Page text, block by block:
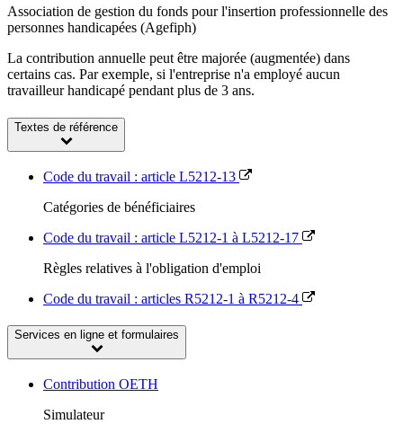
Association de gestion du fonds pour l'insertion professionnelle des
personnes handicapées (Agefiph)
La contribution annuelle peut être majorée (augmentée) dans
certains cas. Par exemple, si l'entreprise n'a employé aucun
travailleur handicapé pendant plus de 3 ans.
Textes de référence
Code du travail : article L5212-13
Catégories de bénéficiaires
Code du travail : article L5212-1 à L5212-17
Règles relatives à l'obligation d'emploi
Code du travail : articles R5212-1 à R5212-4
Services en ligne et formulaires
Contribution OETH
Simulateur